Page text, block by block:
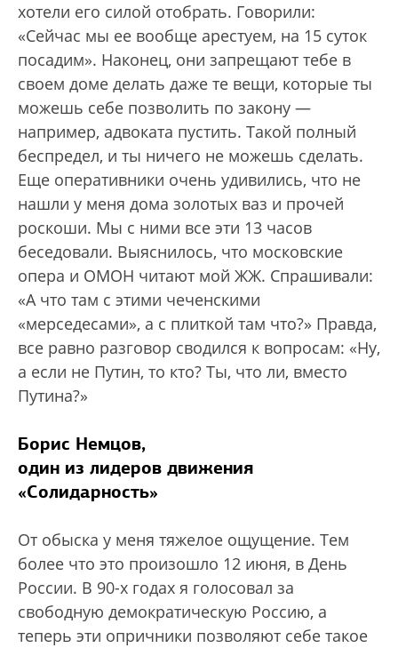
хотели его силой отобрать. Говорили:
«Сейчас мы ее вообще арестуем, на 15 суток
посадим». Наконец, они запрещают тебе в
своем доме делать даже те вещи, которые ты
можешь себе позволить по закону —
например, адвоката пустить. Такой полный
беспредел, и ты ничего не можешь сделать.
Еще оперативники очень удивились, что не
нашли у меня дома золотых ваз и прочей
роскоши. Мы с ними все эти 13 часов
беседовали. Выяснилось, что московские
опера и ОМОН читают мой ЖЖ. Спрашивали:
«А что там с этими чеченскими
«мерседесами», а с плиткой там что?» Правда,
все равно разговор сводился к вопросам: «Ну,
а если не Путин, то кто? Ты, что ли, вместо
Путина?»
Борис Немцов,
один из лидеров движения
«Солидарность»
От обыска у меня тяжелое ощущение. Тем
более что это произошло 12 июня, в День
России. В 90-х годах я голосовал за
свободную демократическую Россию, а
теперь эти опричники позволяют себе такое